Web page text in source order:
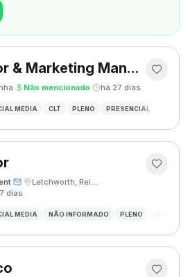
Content Creator & Marketing Manager
· Não mencionado· há 27 dias
MEDIA CLT PLENO PRESENCIAL
· · Letchworth, Reino Unido ·
dias
MEDIA NÃO INFORMADO PLENO